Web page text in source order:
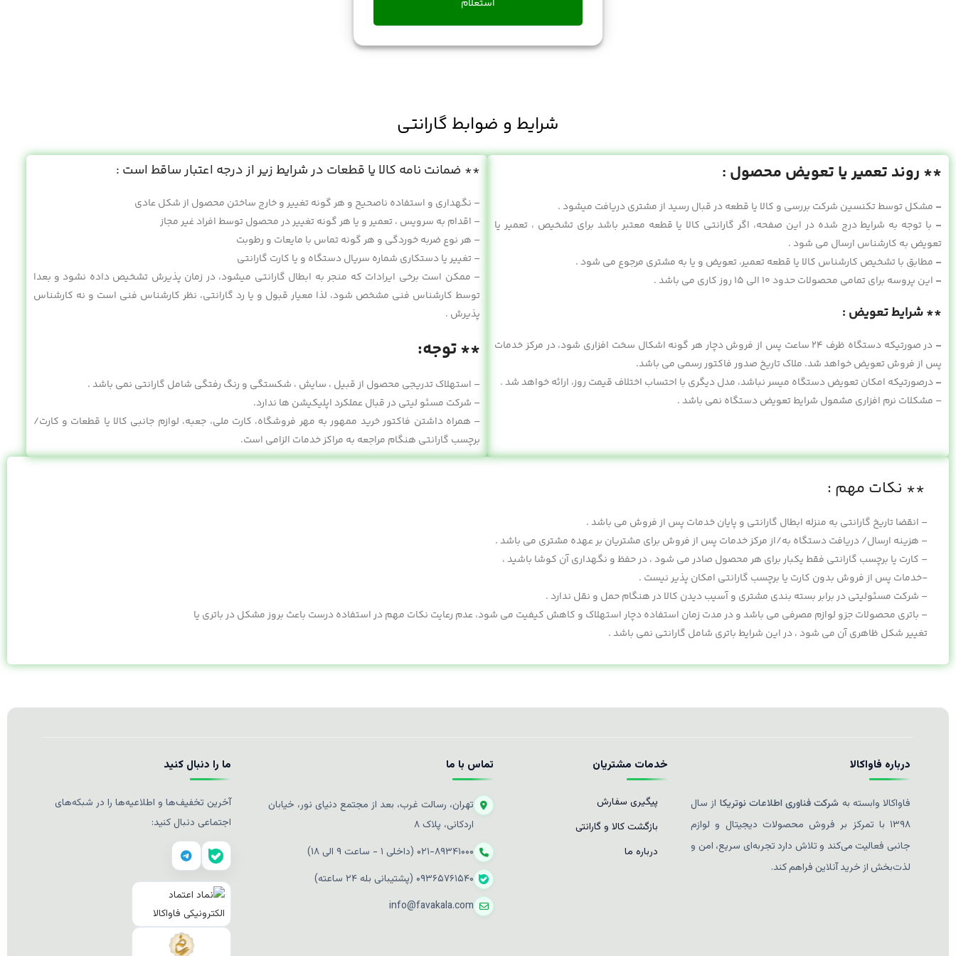
ترازو هوشمند
اتو
استعلام
شرایط و ضوابط گارانتی
** روند تعمیر یا تعویض محصول :
– مشکل توسط تکنسین شرکت بررسی و کالا یا قطعه در قبال رسید از مشتری دریافت میشود .
– با توجه به شرایط درج شده در این صفحه، اگر گارانتی کالا یا قطعه معتبر باشد برای تشخیص ، تعمیر یا
تعویض به کارشناس ارسال می شود .
– مطابق با تشخیص کارشناس کالا یا قطعه تعمیر، تعویض و یا به مشتری مرجوع می شود .
– این پروسه برای تمامی محصولات حدود ۱۰ الی ۱۵ روز کاری می باشد .
** شرایط تعویض :
–
در صورتیکه دستگاه ظرف ۲۴ ساعت پس از فروش دچار هر گونه اشکال سخت افزاری شود، در مرکز خدمات
پس از فروش تعویض خواهد شد. ملاک تاریخ صدور فاکتور رسمی می باشد.
–درصورتیکه امکان تعویض دستگاه میسر نباشد، مدل دیگری با احتساب اختلاف قیمت روز، ارائه خواهد شد .
– مشکلات نرم افزاری مشمول شرایط تعویض دستگاه نمی باشد .
** ضمانت نامه کالا یا قطعات در شرایط زیر از درجه اعتبار ساقط است :
– نگهداری و استفاده ناصحیح و هر گونه تغییر و خارج ساختن محصول از شکل عادی
– اقدام به سرویس ، تعمیر و یا هر گونه تغییر در محصول توسط افراد غیر مجاز
– هر نوع ضربه خوردگی و هر گونه تماس با مایعات و رطوبت
– تغییر یا دستکاری شماره سریال دستگاه و یا کارت گارانتی
– ممکن است برخی ایرادات که منجر به ابطال گارانتی میشود، در زمان پذیرش تشخیص داده نشود و بعدا
توسط کارشناس فنی مشخص شود، لذا معیار قبول و یا رد گارانتی، نظر کارشناس فنی است و نه کارشناس
پذیرش .
** توجه:
– استهلاک تدریجی محصول از قبیل ، سایش ، شکستگی و رنگ رفتگی شامل گارانتی نمی باشد .
– شرکت مسئو لیتی در قبال عملکرد اپلیکیشن ها ندارد.
– همراه داشتن فاکتور خرید ممهور به مهر فروشگاه، کارت ملی، جعبه، لوازم جانبی کالا یا قطعات و کارت/
برچسب گارانتی هنگام مراجعه به مراکز خدمات الزامی است.
** نکات مهم :
– انقضا تاریخ گارانتی به منزله ابطال گارانتی و پایان خدمات پس از فروش می باشد .
– هزینه ارسال/ دریافت دستگاه به/از مرکز خدمات پس از فروش برای مشتریان بر عهده مشتری می باشد .
– کارت یا برچسب گارانتی فقط یکبار برای هر محصول صادر می شود ، در حفظ و نگهداری آن کوشا باشید ،
-خدمات پس از فروش بدون کارت یا برچسب گارانتی امکان پذیر نیست .
– شرکت مسئولیتی در برابر بسته بندی مشتری و آسیب دیدن کالا در هنگام حمل و نقل ندارد .
– باتری محصولات جزو لوازم مصرفی می باشد و در مدت زمان استفاده دچار استهلاک و کاهش کیفیت می شود، عدم رعایت نکات مهم در استفاده درست باعث بروز مشکل در باتری یا
تغییر شکل ظاهری آن می شود ، در این شرایط باتری شامل گارانتی نمی باشد .
درباره فاواکالا
فاواکالا وابسته به شرکت فناوری اطلاعات نوتریکا از سال
۱۳۹۸ با تمرکز بر فروش محصولات دیجیتال و لوازم
جانبی فعالیت می‌کند و تلاش دارد تجربه‌ای سریع، امن و
لذت‌بخش از خرید آنلاین فراهم کند.
خدمات مشتریان
پیگیری سفارش
بازگشت کالا و گارانتی
درباره ما
تماس با ما
تهران، رسالت غرب، بعد از مجتمع دنیای نور، خیابان
اردکانی، پلاک ۸
۰۲۱-۸۹۳۴۱۰۰۰ (داخلی ۱ - ساعت ۹ الی ۱۸)
۰۹۳۶۵۷۶۱۵۴۰ (پشتیبانی بله ۲۴ ساعته)
info@favakala.com
ما را دنبال کنید
آخرین تخفیف‌ها و اطلاعیه‌ها را در شبکه‌های
اجتماعی دنبال کنید: